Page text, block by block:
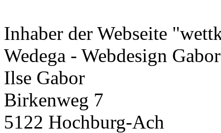
Inhaber der Webseite
Wedega - Webdesign Gabor
Ilse Gabor
Birkenweg 7
5122 Hochburg-Ach